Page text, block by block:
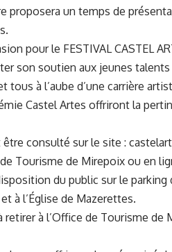
proposera un temps de
pour le FESTIVAL CASTEL
son soutien aux jeunes
à l’aube d’une carrière
Castel Artes offriront la
consulté sur le site :
Tourisme de Mirepoix ou en
du public sur le
à l’Église de Mazerettes.
à l’Office de Tourisme de